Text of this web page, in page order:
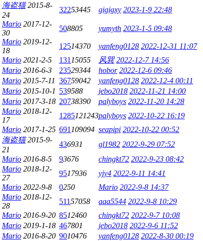
海盗猫 2015-8-
24
32253445 gigigxy 2023-1-9 22:48
Mario 2017-12-
30
508805 yumyth 2023-1-5 09:48
Mario 2019-12-
18
12514370 yanfeng0128 2022-12-31 11:07
Mario 2021-2-5 131 15055 风巽 2022-12-7 14:56
Mario 2016-6-3 23529344 hobor 2022-12-6 09:46
Mario 2015-7-11 36759042 yanfeng0128 2022-12-4 00:11
Mario 2015-10-1 539588 jebo2018 2022-11-21 14:00
Mario 2017-3-18 20738390 palyboys 2022-11-20 14:28
Mario 2018-12-
17
1285121243palyboys 2022-10-22 16:19
Mario 2017-1-25 691 109094 seapipi 2022-10-22 00:52
海盗猫 2015-9-
21
436931 gl1982 2022-9-29 07:52
Mario 2016-8-5 93676 chingkt72 2022-9-23 08:42
Mario 2018-12-
27
9517936 yjy4 2022-9-11 14:41
Mario 2022-9-8 0250 Mario 2022-9-8 14:37
Mario 2018-12-
28
51157058 aaa5544 2022-9-8 10:29
Mario 2016-9-20 8512460 chingkt72 2022-9-7 10:08
Mario 2019-1-18 467801 jebo2018 2022-9-6 11:52
Mario 2016-8-20 9010476 yanfeng0128 2022-8-30 00:19